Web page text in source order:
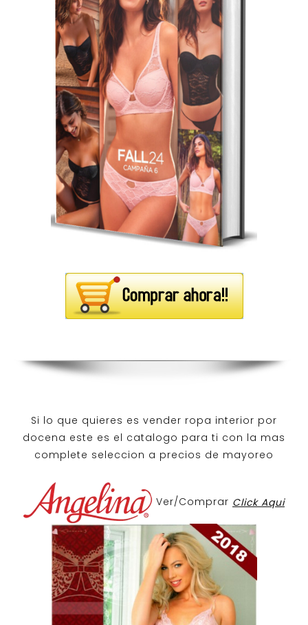
Si lo que quieres es vender ropa interior por
docena este es el catalogo para ti con la mas
complete seleccion a precios de mayoreo
Ver/Comprar Click Aqui